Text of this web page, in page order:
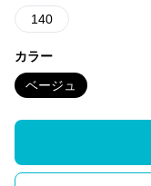
140
カラー
ベージュ